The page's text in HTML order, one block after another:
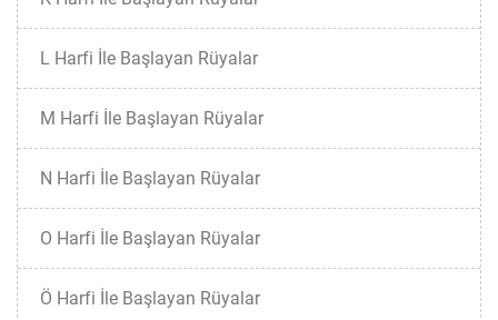
L Harfi İle Başlayan Rüyalar
M Harfi İle Başlayan Rüyalar
N Harfi İle Başlayan Rüyalar
O Harfi İle Başlayan Rüyalar
Ö Harfi İle Başlayan Rüyalar